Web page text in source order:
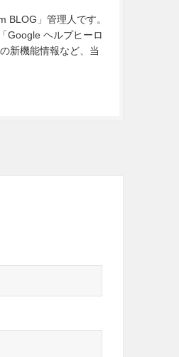
BLOG」管理人です。
Google ヘルプヒーロ
新機能情報など、当